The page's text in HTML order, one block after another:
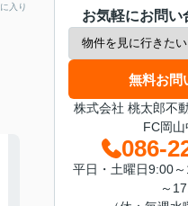
入り
お気軽にお問い
無料お問
株式会社 桃太郎不
FC岡
086-
平日・土曜日9:00
～